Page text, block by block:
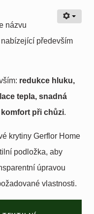
názvu
především
redukce hluku,
tepla, snadná
při chůzi.
krytiny Gerflor Home
podložka, aby
úpravou
vlastnosti.